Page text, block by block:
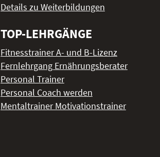
Details zu Weiterbildungen
TOP-LEHRGÄNGE
Fitnesstrainer A- und B-Lizenz
Fernlehrgang Ernährungsberater
Personal Trainer
Personal Coach werden
Mentaltrainer Motivationstrainer